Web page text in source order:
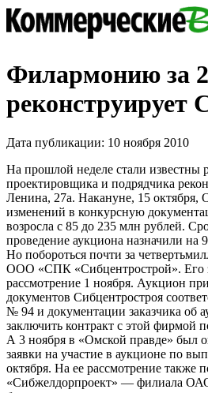
Филармонию за
реконструирует
Дата публикации: 10 ноября 2010
На прошлой неделе стали известны
проектировщика и подрядчика
Ленина, 27а. Накануне, 15 октября,
изменений в конкурсную
возросла с 85 до 235 млн рублей.
проведение аукциона назначили на
Но побороться почти за
ООО «СПК «Сибцентрострой». Его
рассмотрение 1 ноября. Аукцион
документов Сибцентростроя
№ 94 и документации заказчика об
заключить контракт с этой фирмой
А 3 ноября в «Омской правде» был
заявки на участие в аукционе по
октября. На ее рассмотрение также
«Сибжелдорпроект» — филиала